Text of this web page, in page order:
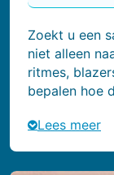
Zoekt u een
niet alleen
ritmes,
bepalen hoe
Lees meer